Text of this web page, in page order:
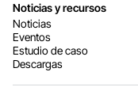
Noticias y recursos
Noticias
Eventos
Estudio de caso
Descargas